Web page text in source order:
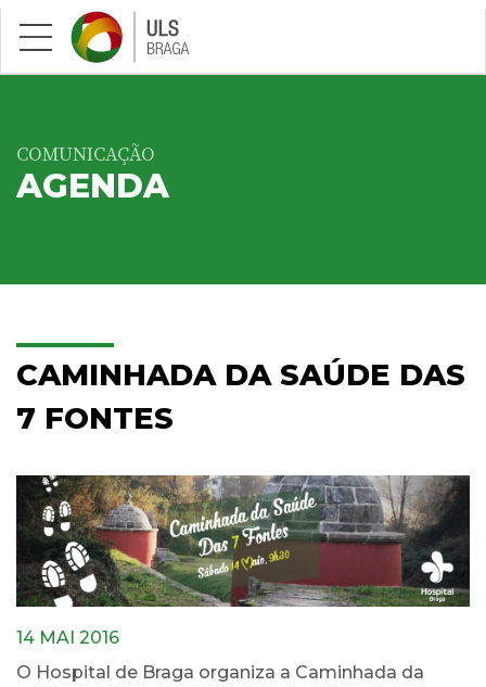
Saltar para conteúdo principal
COMUNICAÇÃO
AGENDA
CAMINHADA DA SAÚDE DAS
7 FONTES
14 MAI 2016
O Hospital de Braga organiza a Caminhada da